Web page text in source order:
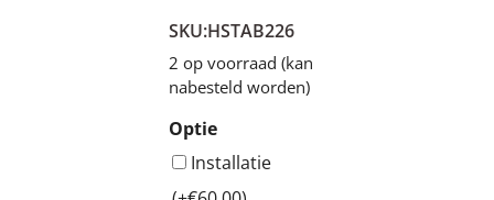
SKU:HSTAB226
2 op voorraad (kan
nabesteld worden)
Optie
Installatie